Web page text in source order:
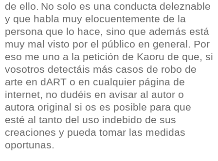
de ello. No solo es una conducta deleznable
y que habla muy elocuentemente de la
persona que lo hace, sino que además está
muy mal visto por el público en general. Por
eso me uno a la petición de Kaoru de que, si
vosotros detectáis más casos de robo de
arte en dART o en cualquier página de
internet, no dudéis en avisar al autor o
autora original si os es posible para que
esté al tanto del uso indebido de sus
creaciones y pueda tomar las medidas
oportunas.